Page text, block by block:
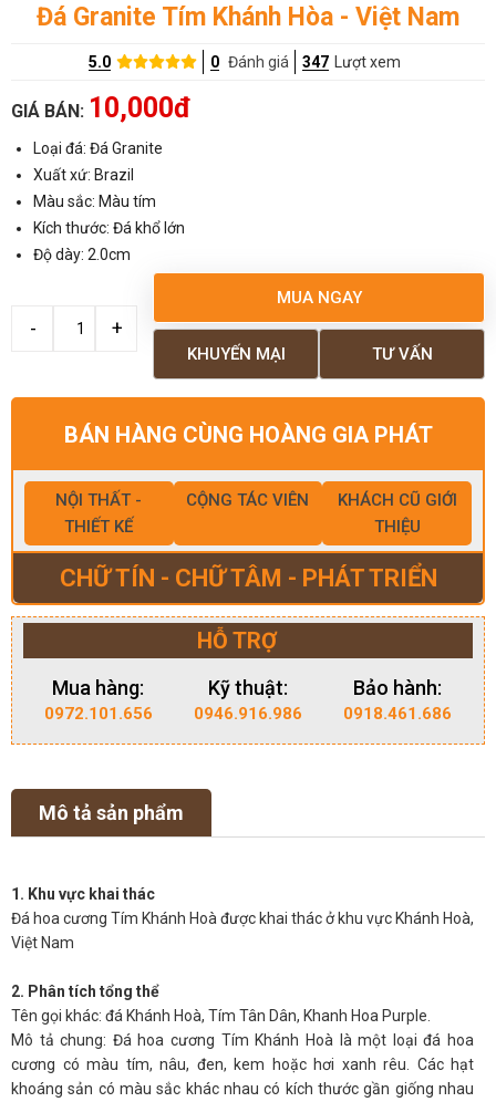
Đá Granite Tím Khánh Hòa - Việt Nam
5.0 0 Đánh giá 347 Lượt xem
GIÁ BÁN: 10,000đ
Loại đá: Đá Granite
Xuất xứ: Brazil
Màu sắc: Màu tím
Kích thước: Đá khổ lớn
Độ dày: 2.0cm
MUA NGAY
TƯ VẤN
KHUYẾN MẠI
BÁN HÀNG CÙNG HOÀNG GIA PHÁT
NỘI THẤT -
THIẾT KẾ
CỘNG TÁC VIÊN
KHÁCH CŨ GIỚI
THIỆU
CHỮ TÍN - CHỮ TÂM - PHÁT TRIỂN
HỖ TRỢ
Mua hàng:
0972.101.656
Kỹ thuật:
0946.916.986
Bảo hành:
0918.461.686
Mô tả sản phẩm
1. Khu vực khai thác
Đá hoa cương Tím Khánh Hoà được khai thác ở khu vực Khánh Hoà,
Việt Nam
2. Phân tích tổng thể
Tên gọi khác: đá Khánh Hoà, Tím Tân Dân, Khanh Hoa Purple.
Mô tả chung: Đá hoa cương Tím Khánh Hoà là một loại đá hoa
cương có màu tím, nâu, đen, kem hoặc hơi xanh rêu. Các hạt
khoáng sản có màu sắc khác nhau có kích thước gần giống nhau